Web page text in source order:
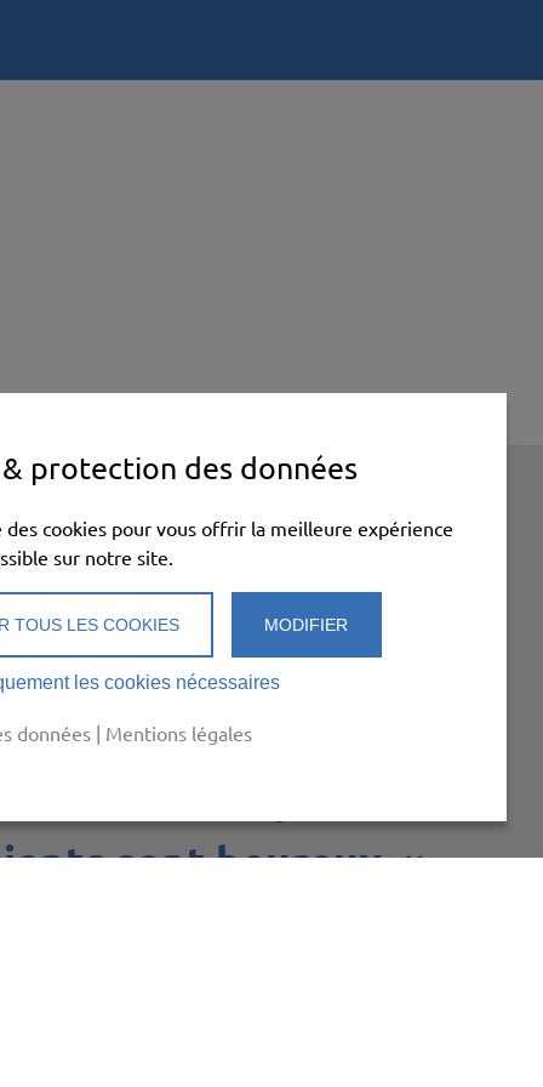
et participant aux EuroSkills 2023
et optimiser
existantes. Je
sans
sur le plan
sont heureux. »
protection des données
des cookies pour vous offrir la meilleure expérience
sur notre site.
TOUS LES COOKIES MODIFIER
les cookies nécessaires
données | Mentions légales